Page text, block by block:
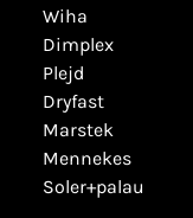
wiha
dimplex
plejd
dryfast
marstek
mennekes
soler+palau